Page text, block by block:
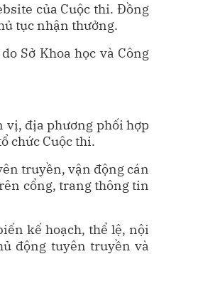
của Cuộc thi. Đồng
tục nhận thưởng.
Sở Khoa học và Công
vị, địa phương phối hợp
chức Cuộc thi.
truyền, vận động cán
cổng, trang thông tin
kế hoạch, thể lệ, nội
động tuyên truyền và